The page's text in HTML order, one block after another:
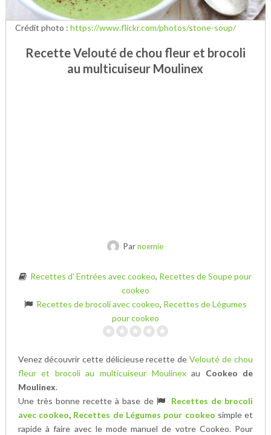
Recette Velouté de chou fleur et brocoli
au multicuiseur Moulinex
Parnoemie
Recettes d' Entrées avec cookeo, Recettes de Soupe pour
cookeo
Recettes de brocoli avec cookeo, Recettes de Légumes
pour cookeo
Venez découvrir cette délicieuse recette deVelouté de chou
fleur et brocoli au multicuiseur Moulinexau Cookeo de
Moulinex.
Une très bonne recette à base de
Recettes de brocoli
avec cookeo, Recettes de Légumes pour cookeo simple et
rapide à faire avec le mode manuel de votre Cookeo. Pour
Crédit photo : https://www.flickr.com/photos/stone-soup/